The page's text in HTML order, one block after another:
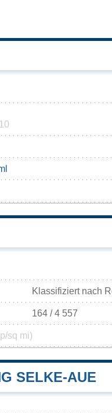
Klassifiziert nach
164 / 4 557
sq mi)
SELKE-AUE